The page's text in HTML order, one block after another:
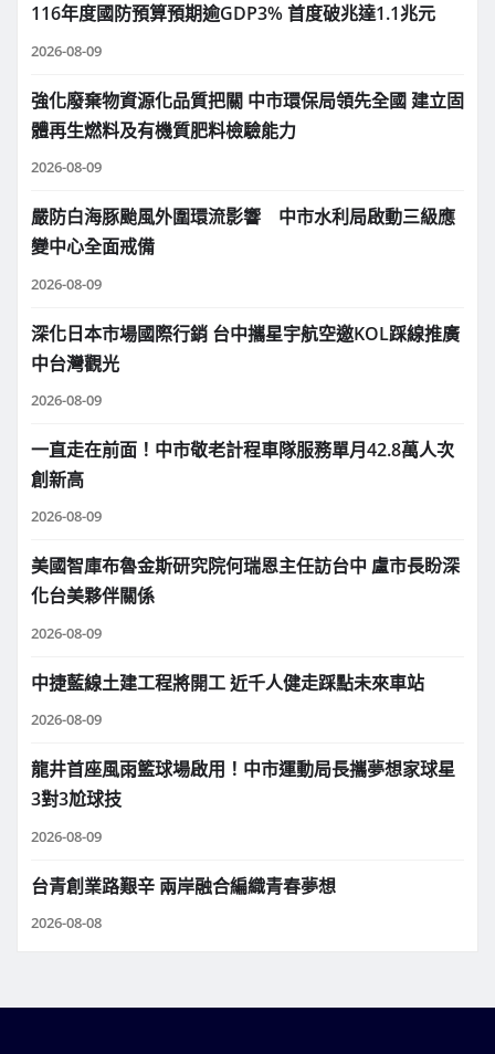
116年度國防預算預期逾GDP3% 首度破兆達1.1兆元
2026-08-09
強化廢棄物資源化品質把關 中市環保局領先全國 建立固
體再生燃料及有機質肥料檢驗能力
2026-08-09
嚴防白海豚颱風外圍環流影響 中市水利局啟動三級應
變中心全面戒備
2026-08-09
深化日本市場國際行銷 台中攜星宇航空邀KOL踩線推廣
中台灣觀光
2026-08-09
一直走在前面！中市敬老計程車隊服務單月42.8萬人次
創新高
2026-08-09
美國智庫布魯金斯研究院何瑞恩主任訪台中 盧市長盼深
化台美夥伴關係
2026-08-09
中捷藍線土建工程將開工 近千人健走踩點未來車站
2026-08-09
龍井首座風雨籃球場啟用！中市運動局長攜夢想家球星
3對3尬球技
2026-08-09
台青創業路艱辛 兩岸融合編織青春夢想
2026-08-08